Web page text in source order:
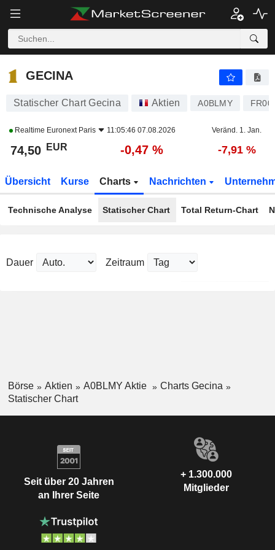
GECINA
GECINA
Statischer Chart Gecina Aktien A0BLMY
Realtime Euronext Paris 11:05:46 07.08.2026 Veränd. 1. Jan.
74,50 EUR -0,47 % -7,91 %
Übersicht Kurse Charts Nachrichten
Technische Analyse Statischer Chart Total Return-Chart
Dauer Zeitraum
Börse Aktien A0BLMY Aktie
Charts Gecina
Statischer Chart
Seit über 20 Jahren
an Ihrer Seite
+ 1.300.000
Mitglieder